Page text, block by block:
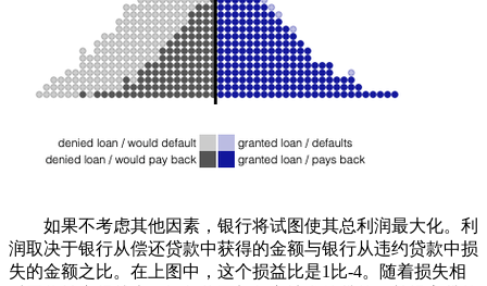
如果不考虑其他因素，银行将试图使其总利润最大化。利
润取决于银行从偿还贷款中获得的金额与银行从违约贷款中损
失的金额之比。在上图中，这个损益比是1比-4。随着损失相